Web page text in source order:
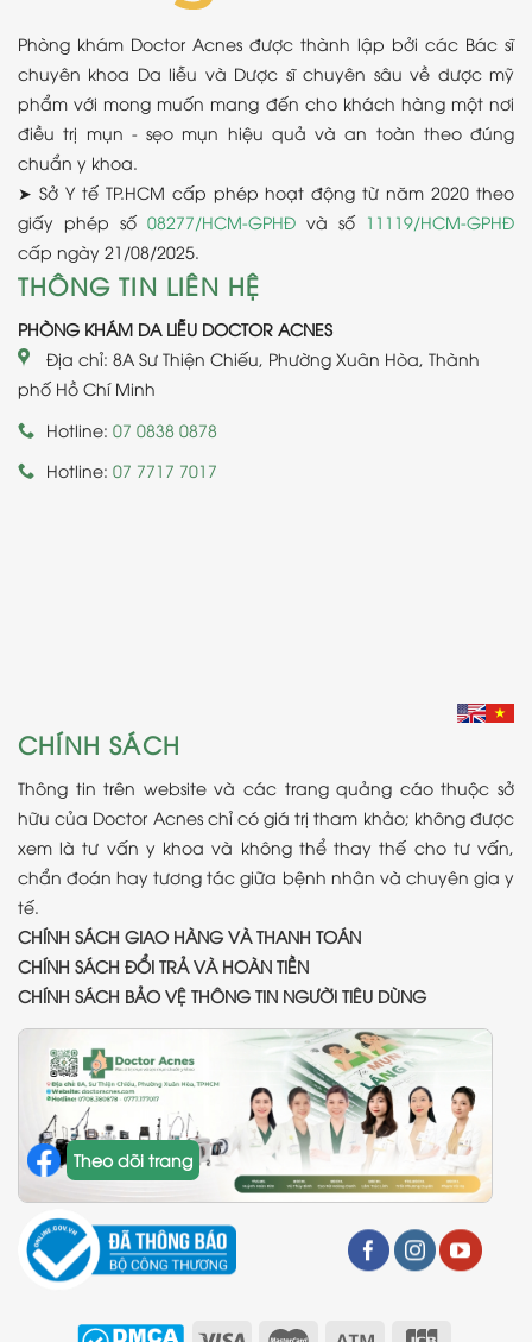
Phòng khám Doctor Acnes được thành lập bởi các Bác sĩ
chuyên khoa Da liễu và Dược sĩ chuyên sâu về dược mỹ
phẩm với mong muốn mang đến cho khách hàng một nơi
điều trị mụn - sẹo mụn hiệu quả và an toàn theo đúng
chuẩn y khoa.
➤ Sở Y tế TP.HCM cấp phép hoạt động từ năm 2020 theo
giấy phép số 08277/HCM-GPHĐ và số 11119/HCM-GPHĐ
cấp ngày 21/08/2025.
THÔNG TIN LIÊN HỆ
PHÒNG KHÁM DA LIỄU DOCTOR ACNES
Địa chỉ: 8A Sư Thiện Chiếu, Phường Xuân Hòa, Thành
phố Hồ Chí Minh
Hotline: 07 0838 0878
Hotline: 07 7717 7017
CHÍNH SÁCH
Thông tin trên website và các trang quảng cáo thuộc sở
hữu của Doctor Acnes chỉ có giá trị tham khảo; không được
xem là tư vấn y khoa và không thể thay thế cho tư vấn,
chẩn đoán hay tương tác giữa bệnh nhân và chuyên gia y
tế.
CHÍNH SÁCH GIAO HÀNG VÀ THANH TOÁN
CHÍNH SÁCH ĐỔI TRẢ VÀ HOÀN TIỀN
CHÍNH SÁCH BẢO VỆ THÔNG TIN NGƯỜI TIÊU DÙNG
Theo dõi trang